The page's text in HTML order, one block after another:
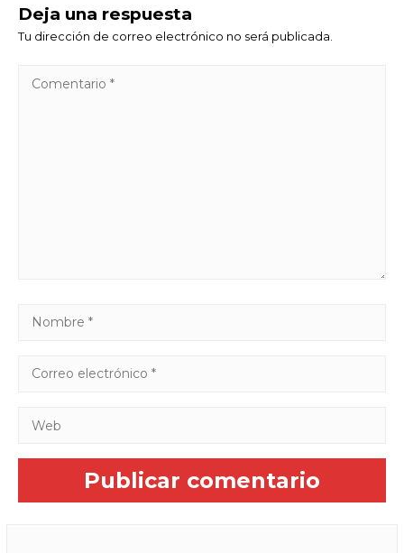
Deja una respuesta
Tu dirección de correo electrónico no será publicada.